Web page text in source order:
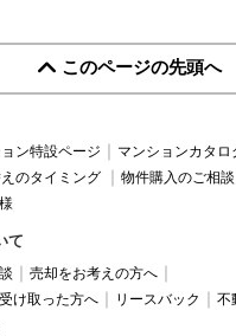
このページの先頭へ
ン特設ページ マンションカタロ
のタイミング
物件購入のご相談
て
売却をお考えの方へ
け取った方へ
リースバック
不